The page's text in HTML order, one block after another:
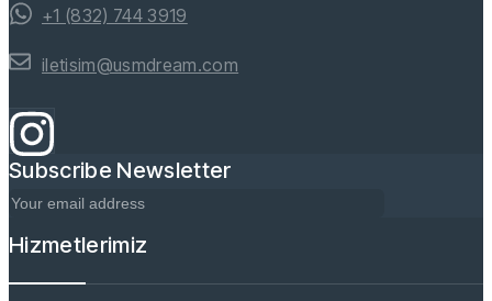
+1 (832) 744 3919
iletisim@usmdream.com
Subscribe Newsletter
Hizmetlerimiz